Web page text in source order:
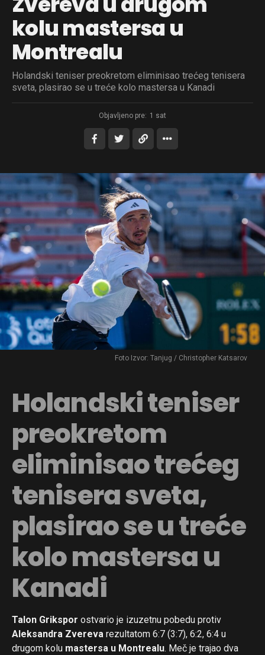
kolu mastersa u
Montrealu
Holandski teniser preokretom eliminisao trećeg tenisera
sveta, plasirao se u treće kolo mastersa u Kanadi
Objavljeno pre: 1 sat
Foto Izvor: Tanjug / Christopher Katsarov
Holandski teniser
preokretom
eliminisao trećeg
tenisera sveta,
plasirao se u treće
kolo mastersa u
Kanadi
Talon Grikspor ostvario je izuzetnu pobedu protiv
Aleksandra Zvereva rezultatom 6:7 (3:7), 6:2, 6:4 u
drugom kolu mastersa u Montrealu. Meč je trajao dva